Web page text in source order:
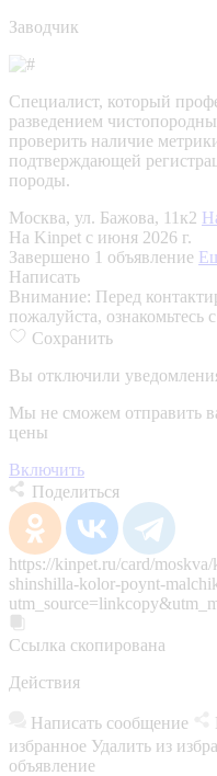
Заводчик
Специалист, который
разведением
проверить наличие
подтверждающей
породы.
Москва, ул. Бажова, 11к2
На Kinpet c июня 2026 г.
Завершено 1 объявление
Написать
Внимание: Перед
пожалуйста, ознакомьтесь с
Сохранить
Вы отключили
Мы не сможем отправить
цены
Включить
Поделиться
https://kinpet.ru/card/
shinshilla-kolor-poynt-
Ссылка скопирована
Действия
Написать сообщение
избранное Удалить из
объявление